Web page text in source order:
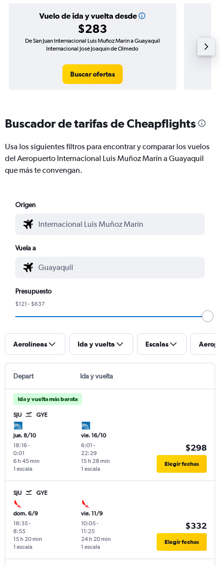
Vuelo de ida y vuelta desde
$283
De San Juan Internacional Luis Muñoz Marín a Guayaquil
Internacional José Joaquín de Olmedo
Buscar ofertas
Buscador de tarifas de Cheapflights
Usa los siguientes filtros para encontrar y comparar los vuelos
del Aeropuerto Internacional Luis Muñoz Marín a Guayaquil
que más te convengan.
Origen
Vuela a
Presupuesto
$121 - $637
Aerolíneas Ida y vuelta Escalas
Depart Ida y vuelta
Ida y vuelta más barata
SJU GYE
jue. 8/10
18:16-
0:01
1 escala
6 h 45 min
vie. 16/10
6:01 -
22:29
1 escala
15 h 28 min
$298
Elegir fechas
SJU GYE
dom. 6/9
18:35-
8:55
1 escala
15 h 20 min
vie. 11/9
10:05-
11:25
1 escala
24 h 20 min
$332
Elegir fechas